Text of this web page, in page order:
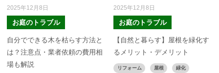
2025年12月8日
お庭のトラブル
自分でできる木を枯らす方法と
は？注意点・業者依頼の費用相
場も解説
2025年12月8日
お庭のトラブル
【自然と暮らす】屋根を緑化す
るメリット・デメリット
リフォーム 屋根 緑化